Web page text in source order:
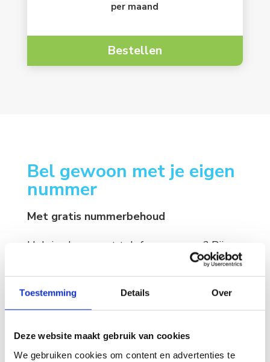
Toestemming Details Over
Deze website maakt gebruik van cookies
We gebruiken cookies om content en advertenties te
per maand
Bestellen
Bel gewoon met je eigen
nummer
Met gratis nummerbehoud
Heb je al een vast telefoonnummer? Bij
Fiber kun je dit nummer gratis meenemen
wanneer je overstapt. Maak je geen zorgen
over ingewikkelde overstapprocedures;
regelen wij de overzetting van je oude
nummer razendsnel. Bovendien zijn onze